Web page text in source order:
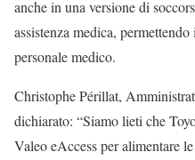
anche in una versione di
assistenza medica,
personale medico.
Christophe Périllat,
dichiarato: “Siamo lieti che
Valeo eAccess per alimentare